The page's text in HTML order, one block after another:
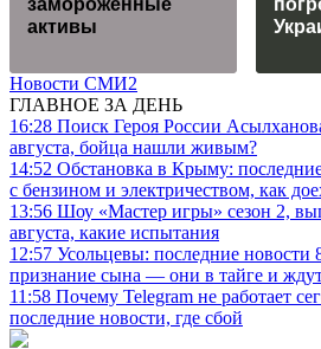
активы
Новости СМИ2
ГЛАВНОЕ ЗА ДЕНЬ
16:28 Поиск Героя России
августа, бойца нашли живым?
14:52 Обстановка в Крыму:
с бензином и электричеством, как
13:56 Шоу «Мастер игры» сезон 2,
августа, какие испытания
12:57 Усольцевы: последние новости
признание сына — они в тайге и
11:58 Почему Telegram не работает
последние новости, где сбой